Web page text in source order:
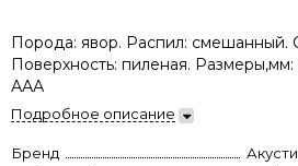
Порода: явор. Распил: смешанный.
Поверхность: пиленая. Размеры,мм:
ААА
Подробное описание
Бренд